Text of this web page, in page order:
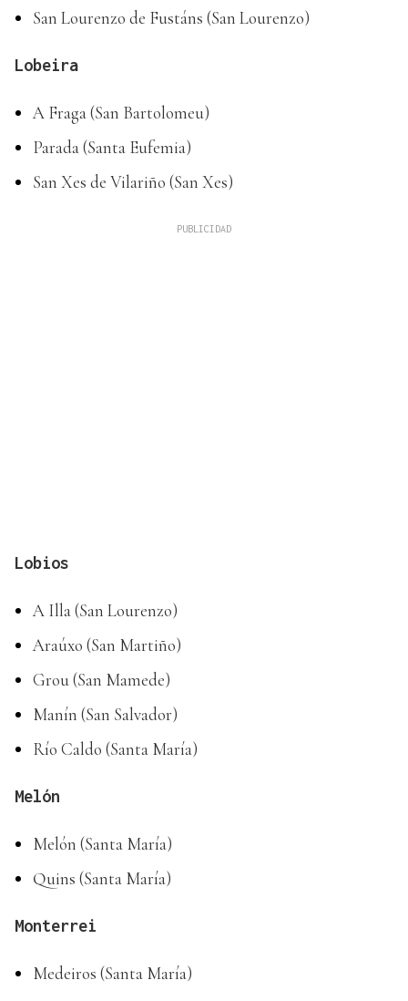
San Lourenzo de Fustáns (San Lourenzo)
Lobeira
A Fraga (San Bartolomeu)
Parada (Santa Eufemia)
San Xes de Vilariño (San Xes)
Lobios
A Illa (San Lourenzo)
Araúxo (San Martiño)
Grou (San Mamede)
Manín (San Salvador)
Río Caldo (Santa María)
Melón
Melón (Santa María)
Quins (Santa María)
Monterrei
Medeiros (Santa María)